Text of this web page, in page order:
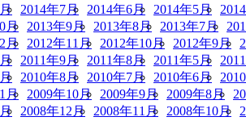
2014年7月 2014年6月 2014年5月
月
2013年9月 2013年8月 2013年7月
月
2012年11月 2012年10月 2012年9月
2011年9月 2011年8月 2011年5月
2010年8月 2010年7月 2010年6月
月
2009年10月 2009年9月 2009年8月
2008年12月 2008年11月 2008年10月